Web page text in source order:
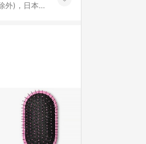
外)，日本代
點數、點
《7》LINE
料更新會有